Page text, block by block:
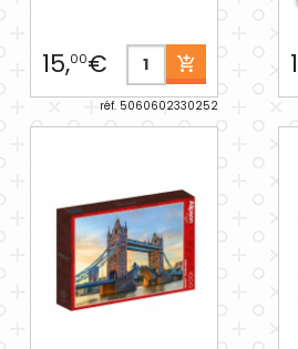
15,00€
réf. 5060602330252